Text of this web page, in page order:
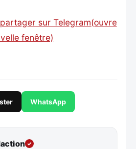
sur Telegram(ouvre
fenêtre)
WhatsApp
✓